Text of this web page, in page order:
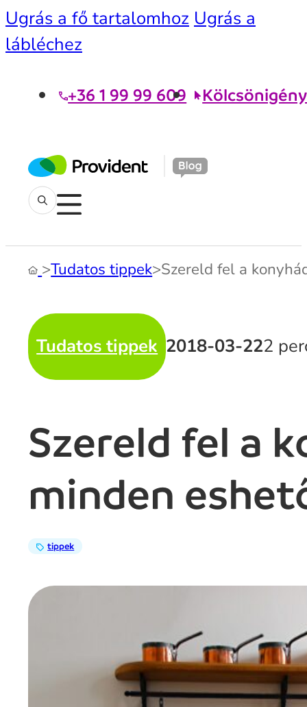
Ugrás a fő tartalomhoz Ugrás a
lábléchez
+36 1 99 99 609
>Tudatos tippek>Szereld fel a
Tudatos tippek 2018-03-222
Szereld fel a
minden
tippek